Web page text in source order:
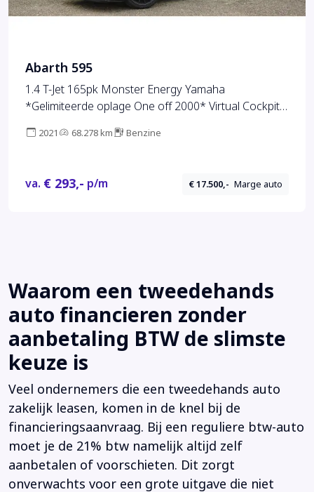
Abarth 595
1.4 T-Jet 165pk Monster Energy Yamaha
*Gelimiteerde oplage One off 2000* Virtual Cockpit
2021 68.278 km Benzine
va. € 293,- p/m € 17.500,- Marge auto
Waarom een tweedehands
auto financieren zonder
aanbetaling BTW de slimste
keuze is
Veel ondernemers die een tweedehands auto
zakelijk leasen, komen in de knel bij de
financieringsaanvraag. Bij een reguliere btw-auto
moet je de 21% btw namelijk altijd zelf
aanbetalen of voorschieten. Dit zorgt
onverwachts voor een grote uitgave die niet